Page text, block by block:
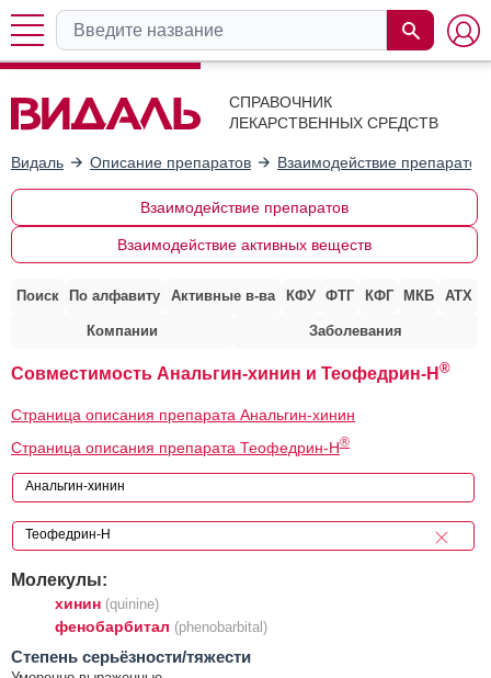
СПРАВОЧНИК
ЛЕКАРСТВЕННЫХ СРЕДСТВ
Видаль Описание препаратов Взаимодействие препаратов
Взаимодействие препаратов
Взаимодействие активных веществ
Поиск По алфавиту Активные в-ва КФУ ФТГ КФГ МКБ АТХ
Компании Заболевания
Совместимость Анальгин-хинин и Теофедрин-Н ®
Страница описания препарата Анальгин-хинин
Страница описания препарата Теофедрин-Н®
Молекулы:
хинин (quinine)
фенобарбитал (phenobarbital)
Cтепень серьёзности/тяжести